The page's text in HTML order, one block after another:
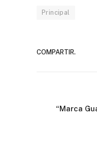
Principal
COMPARTIR.
“Marca